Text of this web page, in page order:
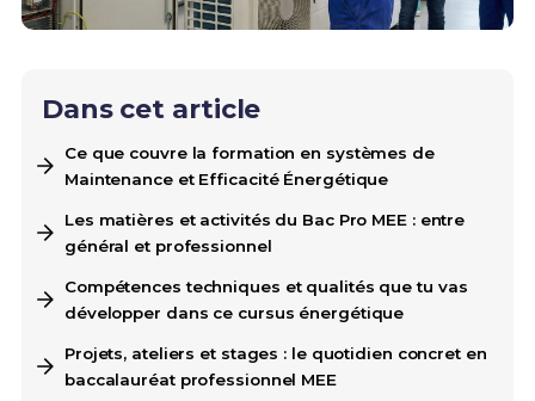
Dans cet article
Ce que couvre la formation en systèmes de
Maintenance et Efficacité Énergétique
Les matières et activités du Bac Pro MEE : entre
général et professionnel
Compétences techniques et qualités que tu vas
développer dans ce cursus énergétique
Projets, ateliers et stages : le quotidien concret en
baccalauréat professionnel MEE